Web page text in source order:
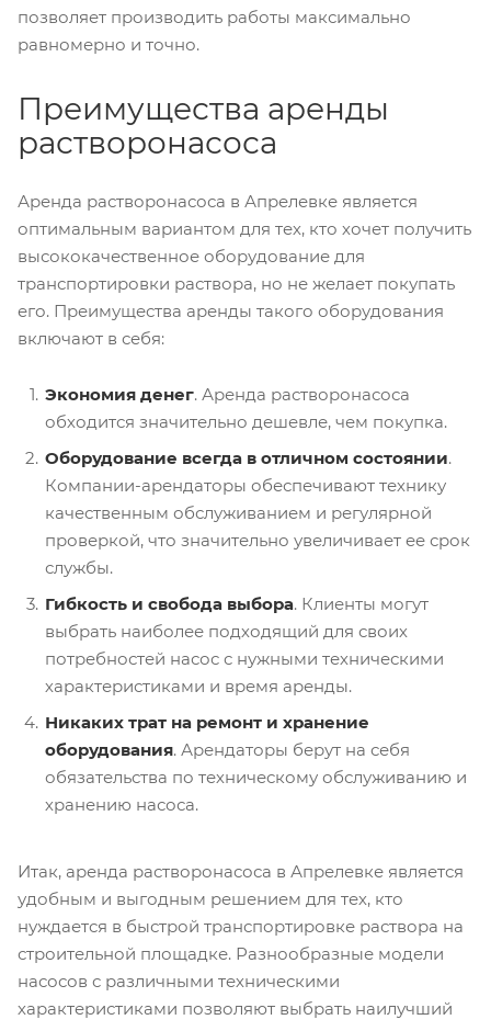
позволяет производить работы максимально
равномерно и точно.
Преимущества аренды
растворонасоса
Аренда растворонасоса в Апрелевке является
оптимальным вариантом для тех, кто хочет получить
высококачественное оборудование для
транспортировки раствора, но не желает покупать
его. Преимущества аренды такого оборудования
включают в себя:
Экономия денег. Аренда растворонасоса
обходится значительно дешевле, чем покупка.
Оборудование всегда в отличном состоянии.
Компании-арендаторы обеспечивают технику
качественным обслуживанием и регулярной
проверкой, что значительно увеличивает ее срок
службы.
Гибкость и свобода выбора. Клиенты могут
выбрать наиболее подходящий для своих
потребностей насос с нужными техническими
характеристиками и время аренды.
Никаких трат на ремонт и хранение
оборудования. Арендаторы берут на себя
обязательства по техническому обслуживанию и
хранению насоса.
Итак, аренда растворонасоса в Апрелевке является
удобным и выгодным решением для тех, кто
нуждается в быстрой транспортировке раствора на
строительной площадке. Разнообразные модели
насосов с различными техническими
характеристиками позволяют выбрать наилучший